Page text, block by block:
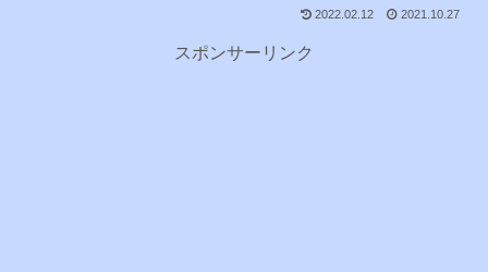
2022.02.12 2021.10.27
スポンサーリンク